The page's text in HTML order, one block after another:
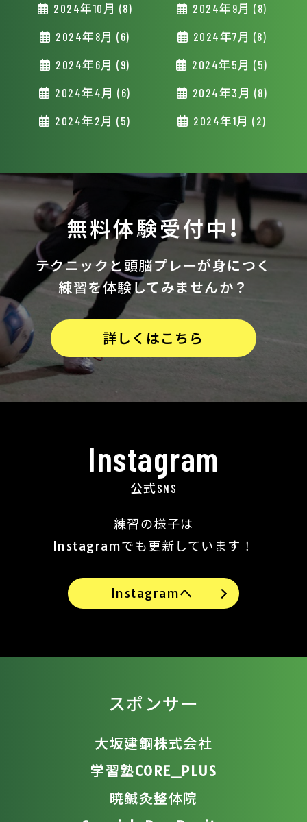
2024年10月 (8) 2024年9月 (8)
2024年8月 (6) 2024年7月 (8)
2024年6月 (9) 2024年5月 (5)
2024年4月 (6) 2024年3月 (8)
2024年2月 (5) 2024年1月 (2)
無料体験受付中!
テクニックと 頭脳プレーが身につく
練習を体験してみませんか？
詳しくはこちら
Instagram
公式SNS
練習の様子は
Instagramでも更新しています！
Instagramへ
スポンサー
大坂建鋼株式会社
学習塾CORE_PLUS
暁鍼灸整体院